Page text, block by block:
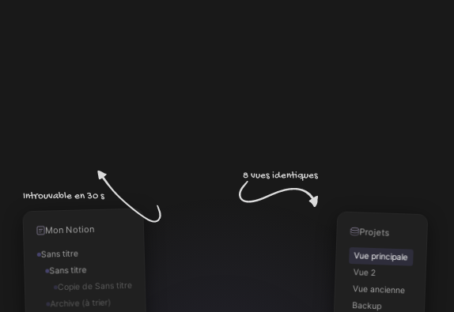
Mon Notion
Sans titre
Sans titre
Copie de Sans titre
Archive (à trier)
Projets
Vue principale
Vue 2
Vue ancienne
Backup
À qui cette page ?
8 vues identiques